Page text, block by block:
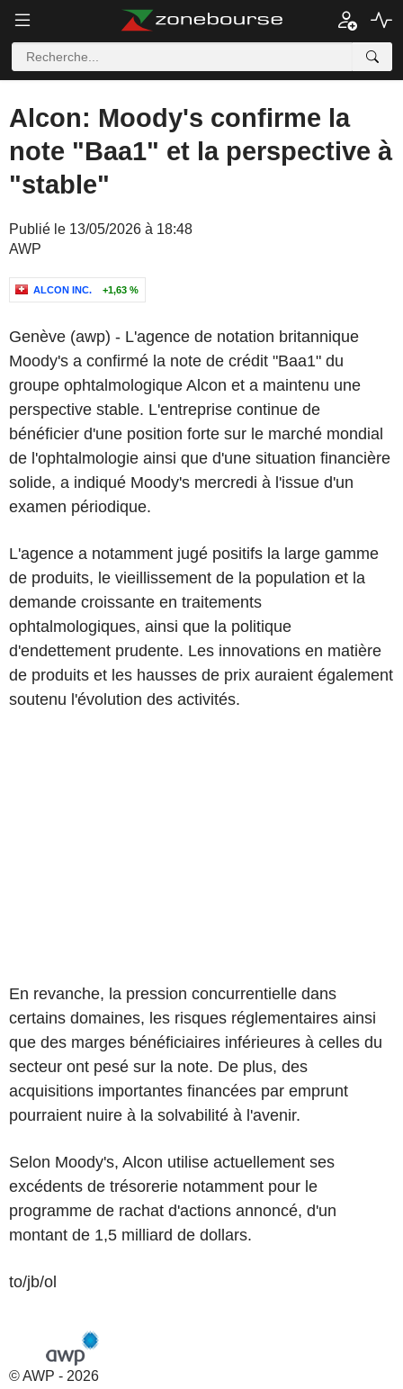
Alcon: Moody's confirme la
note "Baa1" et la perspective à
"stable"
Publié le 13/05/2026 à 18:48
AWP
ALCON INC. +1,63 %
Genève (awp) - L'agence de notation britannique
Moody's a confirmé la note de crédit "Baa1" du
groupe ophtalmologique Alcon et a maintenu une
perspective stable. L'entreprise continue de
bénéficier d'une position forte sur le marché mondial
de l'ophtalmologie ainsi que d'une situation financière
solide, a indiqué Moody's mercredi à l'issue d'un
examen périodique.
L'agence a notamment jugé positifs la large gamme
de produits, le vieillissement de la population et la
demande croissante en traitements
ophtalmologiques, ainsi que la politique
d'endettement prudente. Les innovations en matière
de produits et les hausses de prix auraient également
soutenu l'évolution des activités.
En revanche, la pression concurrentielle dans
certains domaines, les risques réglementaires ainsi
que des marges bénéficiaires inférieures à celles du
secteur ont pesé sur la note. De plus, des
acquisitions importantes financées par emprunt
pourraient nuire à la solvabilité à l'avenir.
Selon Moody's, Alcon utilise actuellement ses
excédents de trésorerie notamment pour le
programme de rachat d'actions annoncé, d'un
montant de 1,5 milliard de dollars.
to/jb/ol
© AWP - 2026